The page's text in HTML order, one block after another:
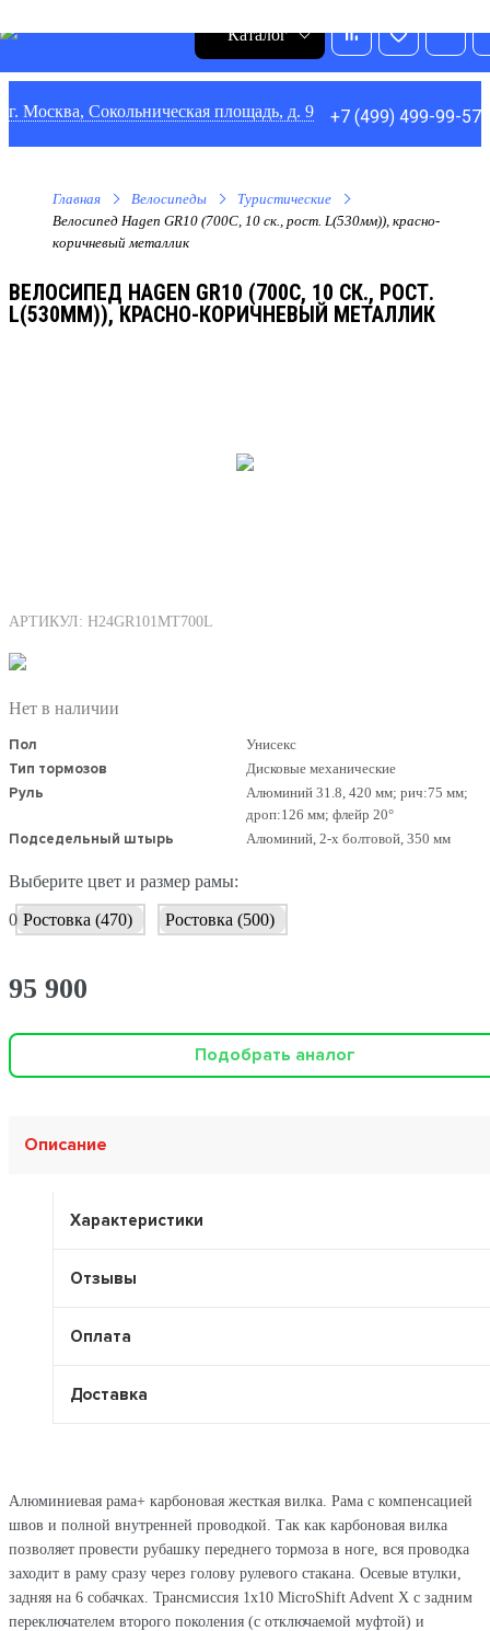
г. Москва, Сокольническая площадь, д. 9 +7 (499) 499-99-57
Каталог
Главная Велосипеды
Туристические
Велосипед Hagen GR10 (700C, 10 ск., рост. L(530мм)), красно-
коричневый металлик
ВЕЛОСИПЕД HAGEN GR10 (700C, 10 СК., РОСТ.
L(530ММ)), КРАСНО-КОРИЧНЕВЫЙ МЕТАЛЛИК
АРТИКУЛ: H24GR101MT700L
Нет в наличии
Пол Унисекс
Тип тормозов Дисковые механические
Руль
Алюминий 31.8, 420 мм; рич:75 мм;
дроп:126 мм; флейр 20°
Подседельный штырь Алюминий, 2-х болтовой, 350 мм
Выберите цвет и размер рамы:
0 Ростовка (470) Ростовка (500)
95 900
Подобрать аналог
Описание
Характеристики
Отзывы
Оплата
Доставка
Алюминиевая рама+ карбоновая жесткая вилка. Рама с компенсацией
швов и полной внутренней проводкой. Так как карбоновая вилка
позволяет провести рубашку переднего тормоза в ноге, вся проводка
заходит в раму сразу через голову рулевого стакана. Осевые втулки,
задняя на 6 собачках. Трансмиссия 1х10 MicroShift Advent Х с задним
переключателем второго поколения (с отключаемой муфтой) и